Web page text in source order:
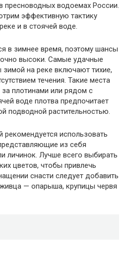
пресноводных водоемах России.
эффективную тактику
и в стоячей воде.
в зимнее время, поэтому шансы
высоки. Самые удачные
на реке включают тихие,
течения. Такие места
плотинами или рядом с
воде плотва предпочитает
подводной растительностью.
использовать
из себя
личинок. Лучше всего выбирать
цветов, чтобы привлечь
снасти следует добавить
— опарыша, крупицы червя